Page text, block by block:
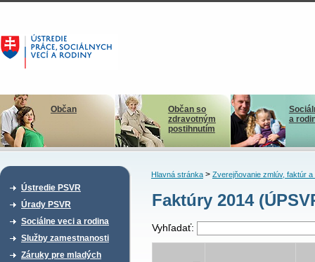
Občan
Občan so
zdravotným
postihnutím
a
Ústredie PSVR
Úrady PSVR
Sociálne veci a rodina
Služby zamestnanosti
Záruky pre mladých
Hlavná stránka> Zverejňovanie zmlúv, faktúr a
Faktúry 2014
Vyhľadať: